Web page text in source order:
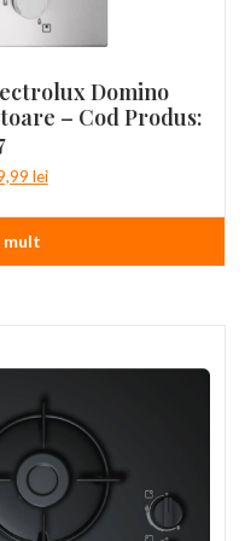
Domino
– Cod Produs:
lei.
leiPrețul
este:
mult